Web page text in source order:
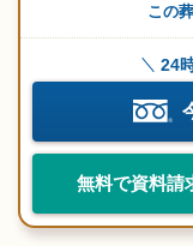
この
24
無料で資料請